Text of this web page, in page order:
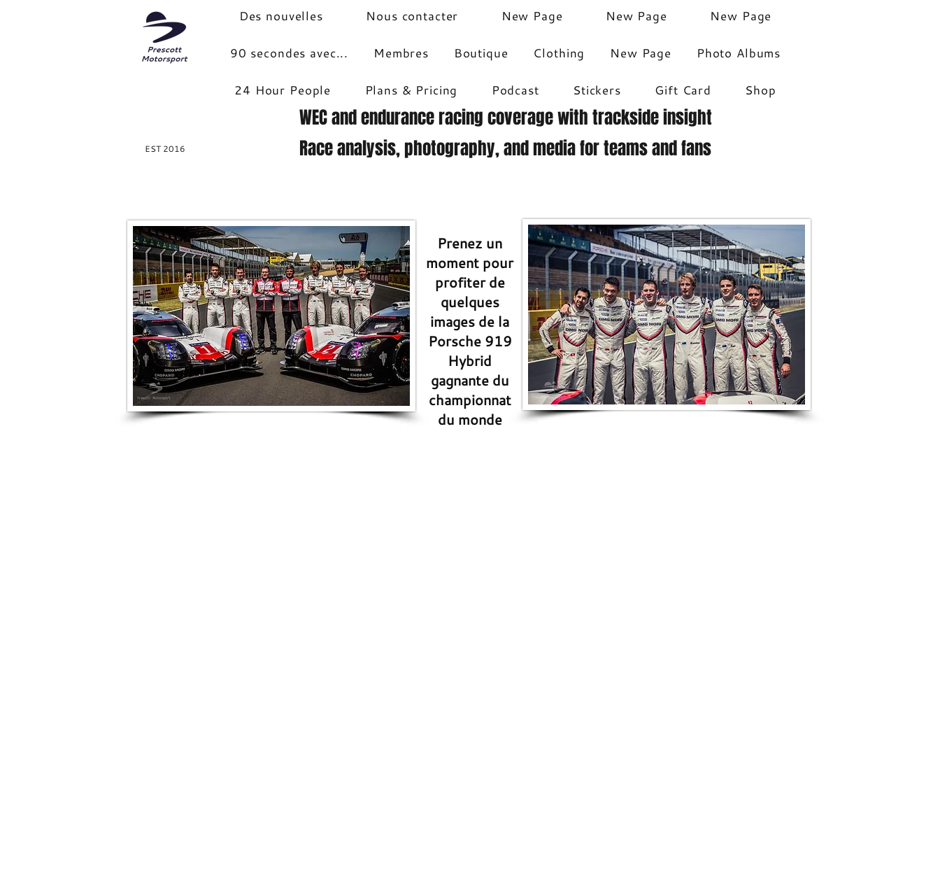
EST 2016
Des nouvelles Nous contacter New Page New Page New Page
90 secondes avec... Membres Boutique Clothing New Page Photo Albums
24 Hour People Plans & Pricing Podcast Stickers Gift Card Shop
WEC and endurance racing coverage with trackside insight
Race analysis, photography, and media for teams and fans
Prenez un
moment pour
profiter de
quelques
images de la
Porsche 919
Hybrid
gagnante du
championnat
du monde